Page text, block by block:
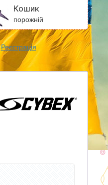
Кошик
порожній
Реєстрація